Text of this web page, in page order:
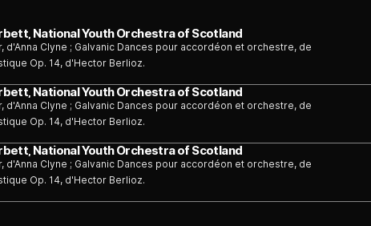
National Youth Orchestra of Scotland
d'Anna Clyne ; Galvanic Dances pour accordéon et orchestre, de
Op. 14, d'Hector Berlioz.
National Youth Orchestra of Scotland
d'Anna Clyne ; Galvanic Dances pour accordéon et orchestre, de
Op. 14, d'Hector Berlioz.
National Youth Orchestra of Scotland
d'Anna Clyne ; Galvanic Dances pour accordéon et orchestre, de
Op. 14, d'Hector Berlioz.